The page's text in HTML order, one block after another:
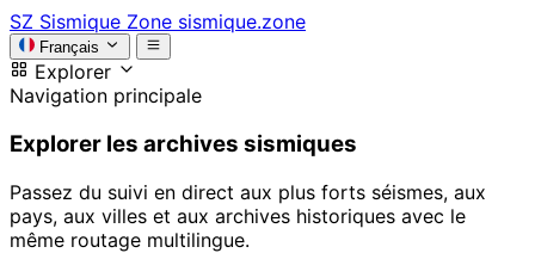
SZ Sismique Zone sismique.zone
Français
Explorer
Navigation principale
Explorer les archives sismiques
Passez du suivi en direct aux plus forts séismes, aux
pays, aux villes et aux archives historiques avec le
même routage multilingue.